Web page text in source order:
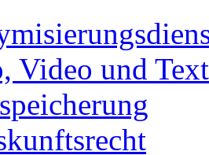
Video und Text